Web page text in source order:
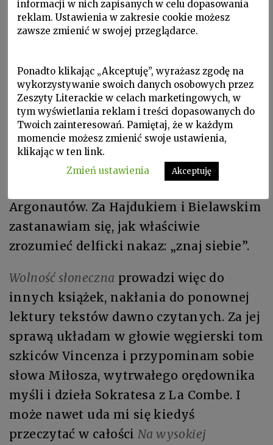
wartką rozmową o życiu zamkniętym w
starych księgach, zapisanym w coraz to
samych zależy jak daleko pójdziemy za
podpowiedzią badaczy starożytności, ile
dopowiemy do naszkicowanej przez
nich historii. Hajdukowi zawdzięczam
grę z wyobraźnią, u której początku stoi
wiadomość o trzecim, nieistniejącym już
Argonautów. Za Hajdukiem i Bielawskim
zastanawiam się, jak właściwie
zrozumieć delficki nakaz: „znaj siebie”.
Wolność słoneczna prowadzi więc do
innych książek, nakłania do ponownej
lektury tekstów dawno czytanych. Za jej
sprawą układam w głowie węgierski tom
szkiców Vincenza i przypominam sobie
słowa Miłosza, wytrwałego orędownika
myśli i dzieła Sokratesa z La Combe. I
może nawet uda mi się kiedyś
przeczytać w całościNa wysokiej
informacji w nich zapisanych w celu dopasowania
reklam. Ustawienia w zakresie cookie możesz
zawsze zmienić w swojej przeglądarce.
Ponadto klikając „Akceptuję”, wyrażasz zgodę na
wykorzystywanie swoich danych osobowych przez
Zeszyty Literackie w celach marketingowych, w
tym wyświetlania reklam i treści dopasowanych do
Twoich zainteresowań. Pamiętaj, że w każdym
momencie możesz zmienić swoje ustawienia,
klikając w ten link.
Zmień ustawienia
Akceptuję